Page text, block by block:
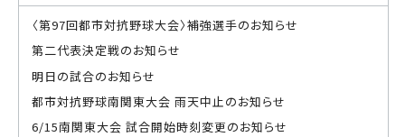
〈第97回都市対抗野球大会〉補強選手のお知らせ
第二代表決定戦のお知らせ
明日の試合のお知らせ
都市対抗野球南関東大会 雨天中止のお知らせ
6/15南関東大会 試合開始時刻変更のお知らせ